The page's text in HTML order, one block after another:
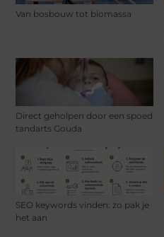
Van bosbouw tot biomassa
Direct geholpen door een spoed
tandarts Gouda
SEO keywords vinden: zo pak je
het aan